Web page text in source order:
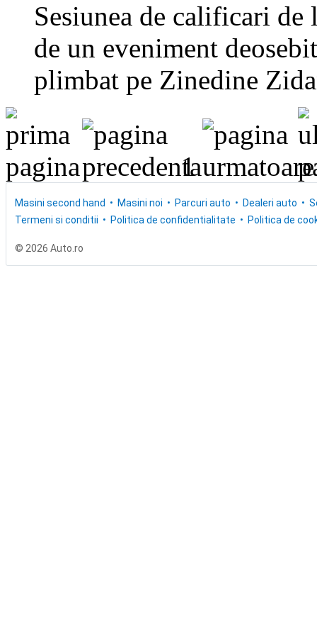
Sesiunea de calificari
de un eveniment
plimbat pe Zinedine
1
Masini second hand Masini noi Parcuri auto Dealeri auto
Termeni si conditii
Politica de confidentialitate Politica de
© 2026 Auto.ro